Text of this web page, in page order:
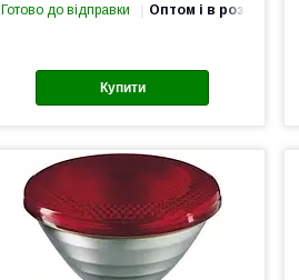
Готово до відправки Оптом і в роздріб
Купити